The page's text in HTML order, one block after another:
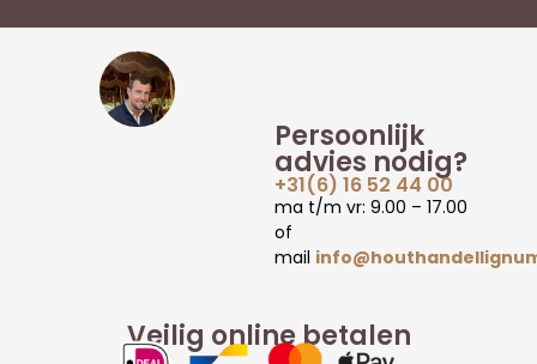
Veilig online betalen
Persoonlijk
advies nodig?
+31(6) 16 52 44 00
ma t/m vr: 9.00 – 17.00
of
mail